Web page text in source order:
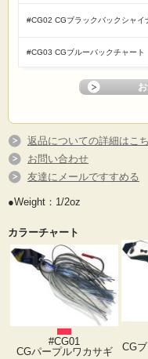
#CG02 CGブラックバックシャイ
#CG03 CGブルーバックチャート
返品についての詳細はこ
お問い合わせ
友達にメールですすめる
●Weight：1/2oz
カラーチャート
#CG01
CGパープルワカサギ
CG